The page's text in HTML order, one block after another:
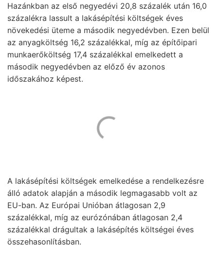
Hazánkban az első negyedévi 20,8 százalék után 16,0
százalékra lassult a lakásépítési költségek éves
növekedési üteme a második negyedévben. Ezen belül
az anyagköltség 16,2 százalékkal, míg az építőipari
munkaerőköltség 17,4 százalékkal emelkedett a
második negyedévben az előző év azonos
időszakához képest.
A lakásépítési költségek emelkedése a rendelkezésre
álló adatok alapján a második legmagasabb volt az
EU-ban. Az Európai Unióban átlagosan 2,9
százalékkal, míg az eurózónában átlagosan 2,4
százalékkal drágultak a lakásépítés költségei éves
összehasonlításban.